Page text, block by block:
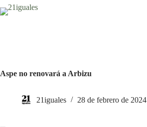
Saltar
al
Aspe no renovará a Arbizu
21iguales 28 de febrero de 2024